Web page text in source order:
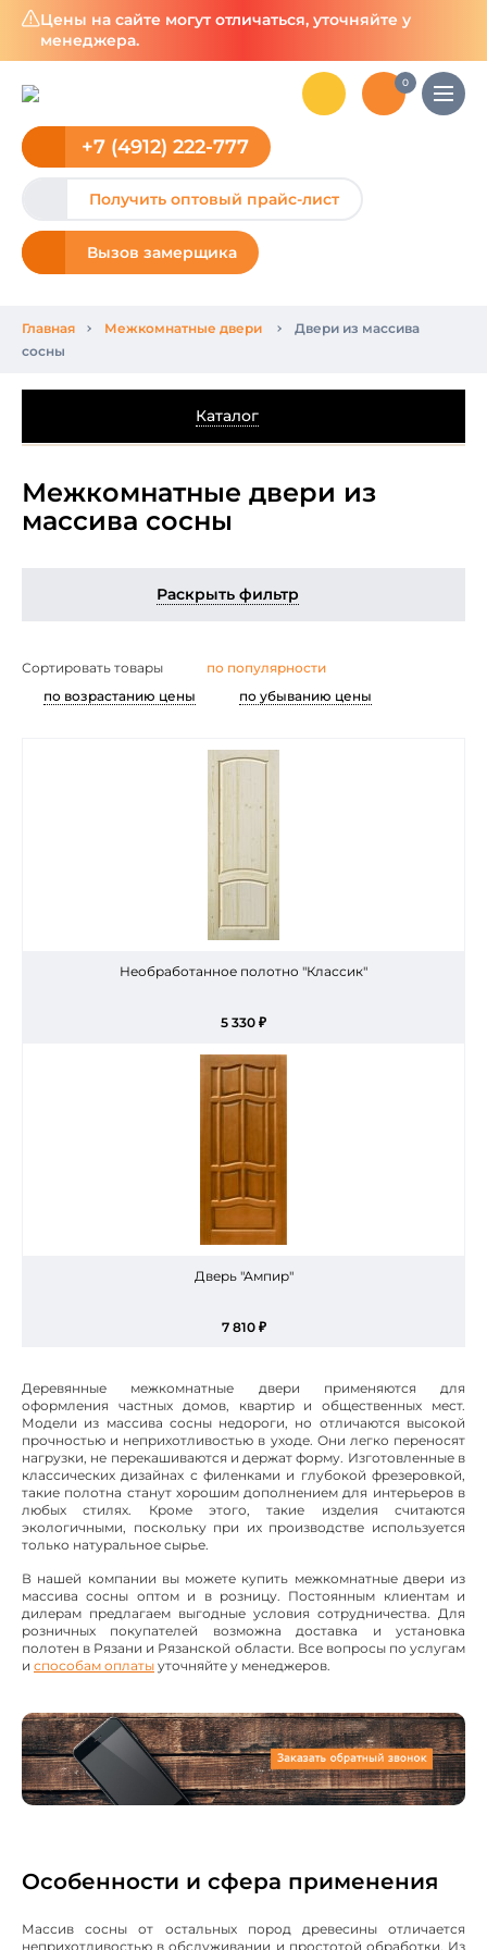
Цены на сайте могут отличаться, уточняйте у
менеджера.
0
+7 (4912) 222-777
Получить оптовый прайс-лист
Вызов замерщика
Главная Межкомнатные двери
Двери из массива
сосны
Каталог
Межкомнатные двери из
массива сосны
Раскрыть фильтр
Сортировать товары
по популярности
по возрастанию цены
по убыванию цены
Необработанное полотно "Классик"
5 330 ₽
Дверь "Ампир"
7 810 ₽
Деревянные межкомнатные двери применяются для
оформления частных домов, квартир и общественных мест.
Модели из массива сосны недороги, но отличаются высокой
прочностью и неприхотливостью в уходе. Они легко переносят
нагрузки, не перекашиваются и держат форму. Изготовленные в
классических дизайнах с филенками и глубокой фрезеровкой,
такие полотна станут хорошим дополнением для интерьеров в
любых стилях. Кроме этого, такие изделия считаются
экологичными, поскольку при их производстве используется
только натуральное сырье.
В нашей компании вы можете купить межкомнатные двери из
массива сосны оптом и в розницу. Постоянным клиентам и
дилерам предлагаем выгодные условия сотрудничества. Для
розничных покупателей возможна доставка и установка
полотен в Рязани и Рязанской области. Все вопросы по услугам
и способам оплаты уточняйте у менеджеров.
Особенности и сфера применения
Массив сосны от остальных пород древесины отличается
неприхотливостью в обслуживании и простотой обработки. Из